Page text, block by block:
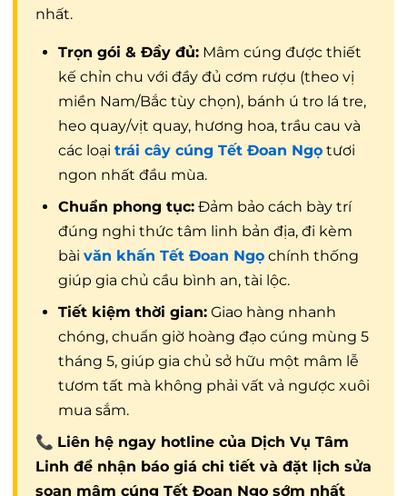
nhất.
Trọn gói & Đầy đủ: Mâm cúng được thiết
kế chỉn chu với đầy đủ cơm rượu (theo vị
miền Nam/Bắc tùy chọn), bánh ú tro lá tre,
heo quay/vịt quay, hương hoa, trầu cau và
các loại trái cây cúng Tết Đoan Ngọ tươi
ngon nhất đầu mùa.
Chuẩn phong tục: Đảm bảo cách bày trí
đúng nghi thức tâm linh bản địa, đi kèm
bài văn khấn Tết Đoan Ngọ chính thống
giúp gia chủ cầu bình an, tài lộc.
Tiết kiệm thời gian: Giao hàng nhanh
chóng, chuẩn giờ hoàng đạo cúng mùng 5
tháng 5, giúp gia chủ sở hữu một mâm lễ
tươm tất mà không phải vất vả ngược xuôi
mua sắm.
📞 Liên hệ ngay hotline của Dịch Vụ Tâm
Linh để nhận báo giá chi tiết và đặt lịch sửa
soạn mâm cúng Tết Đoan Ngọ sớm nhất